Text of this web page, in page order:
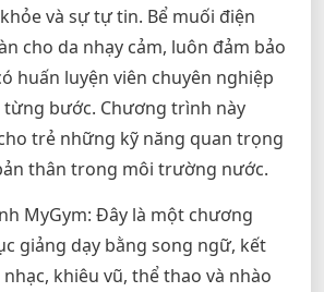
và sự tự tin. Bể muối điện
cho da nhạy cảm, luôn đảm bảo
huấn luyện viên chuyên nghiệp
bước. Chương trình này
trẻ những kỹ năng quan trọng
thân trong môi trường nước.
MyGym: Đây là một chương
giảng dạy bằng song ngữ, kết
khiêu vũ, thể thao và nhào